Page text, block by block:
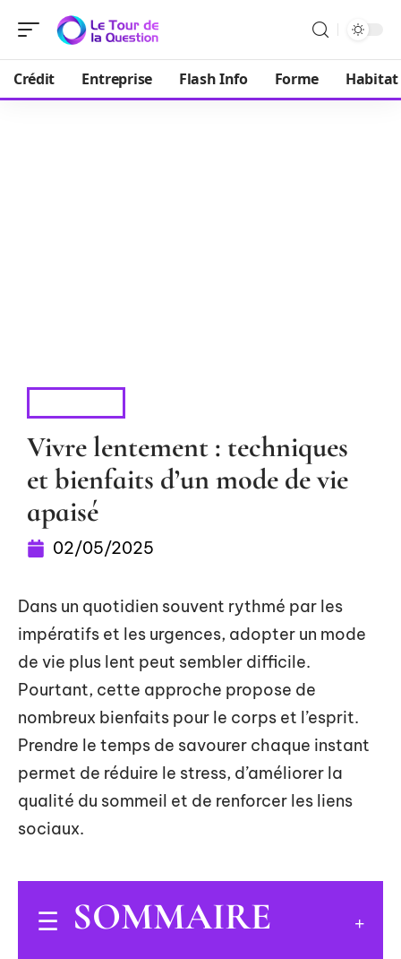
Crédit Entreprise Flash Info Forme Habitat
Vivre lentement : techniques
et bienfaits d’un mode de vie
apaisé
02/05/2025
Dans un quotidien souvent rythmé par les
impératifs et les urgences, adopter un mode
de vie plus lent peut sembler difficile.
Pourtant, cette approche propose de
nombreux bienfaits pour le corps et l’esprit.
Prendre le temps de savourer chaque instant
permet de réduire le stress, d’améliorer la
qualité du sommeil et de renforcer les liens
sociaux.
SOMMAIRE